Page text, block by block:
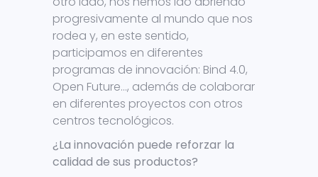
progresivamente al mundo que nos
rodea y, en este sentido,
participamos en diferentes
programas de innovación: Bind 4.0,
Open Future…, además de colaborar
en diferentes proyectos con otros
centros tecnológicos.
¿La innovación puede reforzar la
calidad de sus productos?